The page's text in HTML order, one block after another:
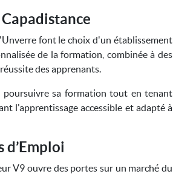
font le choix d'un établissement
de la formation, combinée à des
des apprenants.
poursuivre sa formation tout en tenant
l'apprentissage accessible et adapté à
V9 ouvre des portes sur un marché du